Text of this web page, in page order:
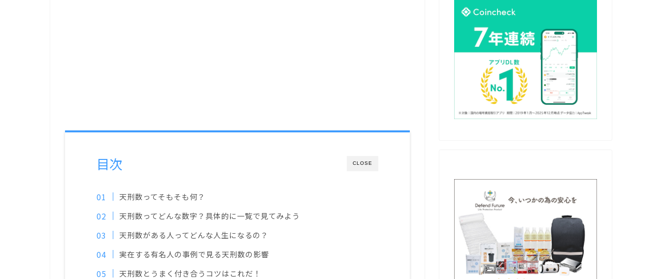
CLOSE
目次
天刑数ってそもそも何？
天刑数ってどんな数字？具体的に一覧で見てみよう
天刑数がある人ってどんな人生になるの？
実在する有名人の事例で見る天刑数の影響
天刑数とうまく付き合うコツはこれだ！